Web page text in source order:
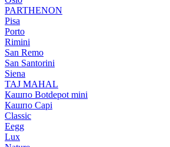
PARTHENON
Pisa
Porto
Rimini
San Remo
San Santorini
Siena
TAJ MAHAL
Кашпо Botdepot mini
Кашпо Capi
Classic
Eegg
Lux